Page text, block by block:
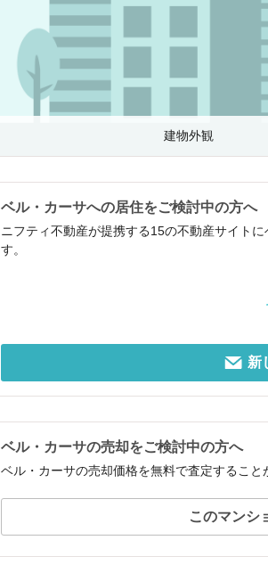
建物外観
ベル・カーサへの居住をご検討中の方へ
ニフティ不動産が提携する15の不動産サイト
す。
新
ベル・カーサの売却をご検討中の方へ
ベル・カーサの売却価格を無料で査定すること
このマンシ